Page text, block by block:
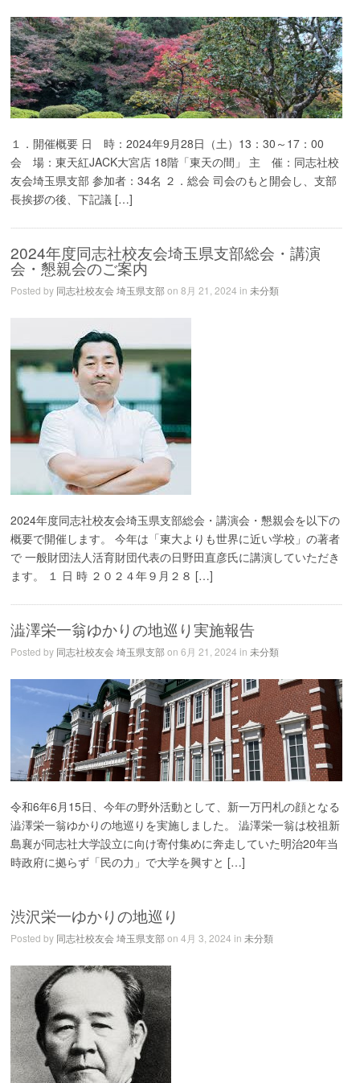
１．開催概要 日 時：2024年9月28日（土）13：30～17：00
会 場：東天紅JACK大宮店 18階「東天の間」 主 催：同志社校
友会埼玉県支部 参加者：34名 ２．総会 司会のもと開会し、支部
長挨拶の後、下記議 […]
2024年度同志社校友会埼玉県支部総会・講演
会・懇親会のご案内
Posted by 同志社校友会 埼玉県支部on 8月 21, 2024 in未分類
2024年度同志社校友会埼玉県支部総会・講演会・懇親会を以下の
概要で開催します。 今年は「東大よりも世界に近い学校」の著者
で 一般財団法人活育財団代表の日野田直彦氏に講演していただき
ます。 １ 日 時 ２０２４年９月２８ […]
澁澤栄一翁ゆかりの地巡り実施報告
Posted by 同志社校友会 埼玉県支部on 6月 21, 2024 in未分類
令和6年6月15日、今年の野外活動として、新一万円札の顔となる
澁澤栄一翁ゆかりの地巡りを実施しました。 澁澤栄一翁は校祖新
島襄が同志社大学設立に向け寄付集めに奔走していた明治20年当
時政府に拠らず「民の力」で大学を興すと […]
渋沢栄一ゆかりの地巡り
Posted by 同志社校友会 埼玉県支部on 4月 3, 2024 in未分類